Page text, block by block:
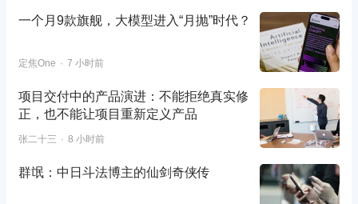
一个月9款旗舰，大模型进入“月抛”时代？
定焦One 7 小时前
项目交付中的产品演进：不能拒绝真实修
正，也不能让项目重新定义产品
张二十三 8 小时前
群氓：中日斗法博主的仙剑奇侠传